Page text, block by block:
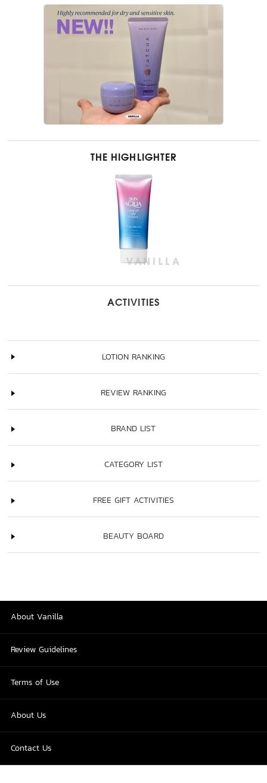
THE HIGHLIGHTER
ACTIVITIES
LOTION RANKING
REVIEW RANKING
BRAND LIST
CATEGORY LIST
FREE GIFT ACTIVITIES
BEAUTY BOARD
About Vanilla
Review Guidelines
Terms of Use
About Us
Contact Us